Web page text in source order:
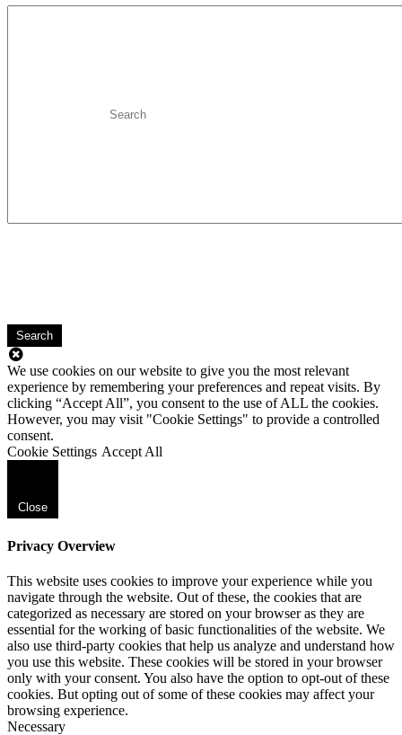
Search
We use cookies on our website to give you the most relevant
experience by remembering your preferences and repeat visits. By
clicking “Accept All”, you consent to the use of ALL the cookies.
However, you may visit "Cookie Settings" to provide a controlled
consent.
Cookie Settings Accept All
Close
Privacy Overview
This website uses cookies to improve your experience while you
navigate through the website. Out of these, the cookies that are
categorized as necessary are stored on your browser as they are
essential for the working of basic functionalities of the website. We
also use third-party cookies that help us analyze and understand how
you use this website. These cookies will be stored in your browser
only with your consent. You also have the option to opt-out of these
cookies. But opting out of some of these cookies may affect your
browsing experience.
Necessary